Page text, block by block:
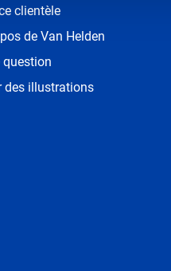
clientèle
de Van Helden
question
des illustrations